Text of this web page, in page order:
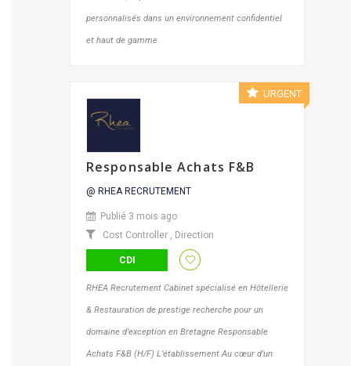
personnalisés dans un environnement confidentiel
et haut de gamme.
URGENT
Responsable Achats F&B
@ RHEA RECRUTEMENT
Publié 3 mois ago
Cost Controller , Direction
CDI
RHEA Recrutement Cabinet spécialisé en Hôtellerie
& Restauration de prestige recherche pour un
domaine d’exception en Bretagne Responsable
Achats F&B (H/F) L’établissement Au cœur d’un